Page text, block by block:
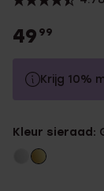
49 99
Krijg 10%
Zonder
Kleur sieraad: